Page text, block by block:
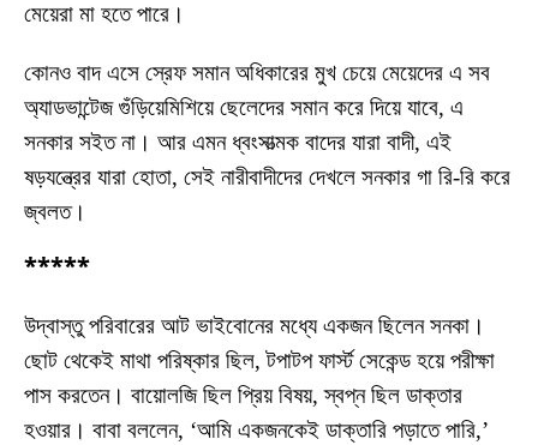
মেয়েরা মা হতে পারে।
কোনও বাদ এসে স্রেফ সমান অধিকারের মুখ চেয়ে মেয়েদের এ সব
অ্যাডভান্টেজ গুঁড়িয়েমিশিয়ে ছেলেদের সমান করে দিয়ে যাবে, এ
সনকার সইত না। আর এমন ধ্বংসাত্মক বাদের যারা বাদী, এই
ষড়যন্ত্রের যারা হোতা, সেই নারীবাদীদের দেখলে সনকার গা রি-রি করে
জ্বলত।
*****
উদ্বাস্তু পরিবারের আট ভাইবোনের মধ্যে একজন ছিলেন সনকা।
ছোট থেকেই মাথা পরিষ্কার ছিল, টপাটপ ফার্স্ট সেকেন্ড হয়ে পরীক্ষা
পাস করতেন। বায়োলজি ছিল প্রিয় বিষয়, স্বপ্ন ছিল ডাক্তার
হওয়ার। বাবা বললেন, ‘আমি একজনকেই ডাক্তারি পড়াতে পারি,’